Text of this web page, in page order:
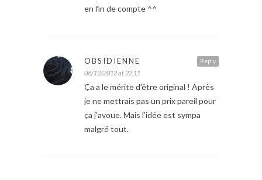
en fin de compte ^^
Reply
OBSIDIENNE
06/12/2012 at 22:11
Ça a le mérite d’être original ! Après
je ne mettrais pas un prix pareil pour
ça j’avoue. Mais l’idée est sympa
malgré tout.